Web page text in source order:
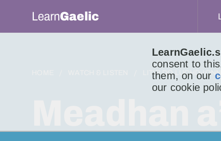
consent to
them, on our
our cookie
LearnGaelic
LITIR DO LUCHD-